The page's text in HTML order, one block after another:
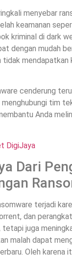
menyebar
keamanan
kriminal di dark
dengan mudah
tidak
cenderung
tim
Anda
DigiJaya
Dari
terjadi
dan
tetapi juga
malah dapat
Oleh karena